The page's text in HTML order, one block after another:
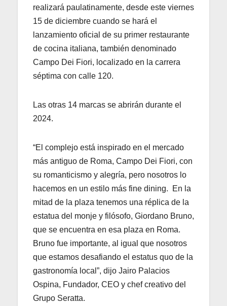
realizará paulatinamente, desde este viernes
15 de diciembre cuando se hará el
lanzamiento oficial de su primer restaurante
de cocina italiana, también denominado
Campo Dei Fiori, localizado en la carrera
séptima con calle 120.
Las otras 14 marcas se abrirán durante el
2024.
“El complejo está inspirado en el mercado
más antiguo de Roma, Campo Dei Fiori, con
su romanticismo y alegría, pero nosotros lo
hacemos en un estilo más fine dining. En la
mitad de la plaza tenemos una réplica de la
estatua del monje y filósofo, Giordano Bruno,
que se encuentra en esa plaza en Roma.
Bruno fue importante, al igual que nosotros
que estamos desafiando el estatus quo de la
gastronomía local”, dijo Jairo Palacios
Ospina, Fundador, CEO y chef creativo del
Grupo Seratta.